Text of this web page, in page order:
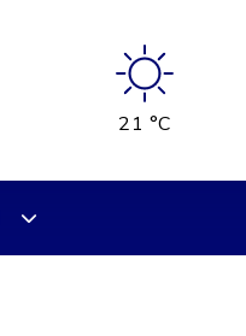
21 °C